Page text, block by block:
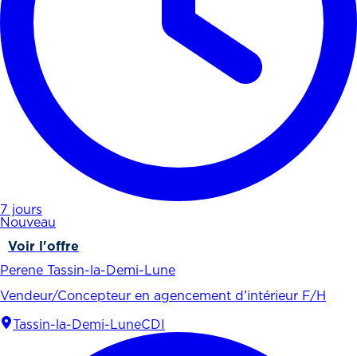
7 jours
Nouveau
Voir l'offre
Perene Tassin-la-Demi-Lune
Vendeur/Concepteur en agencement d’intérieur F/H
Tassin-la-Demi-LuneCDI